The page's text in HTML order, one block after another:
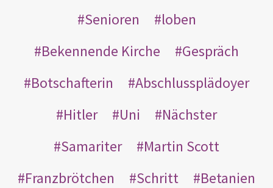
Senioren
loben
Bekennende Kirche
Gespräch
Botschafterin
Abschlussplädoyer
Hitler
Uni
Nächster
Samariter
Martin Scott
Franzbrötchen
Schritt
Betanien